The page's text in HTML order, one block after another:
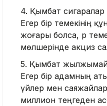
4. Қымбат сигаралар
Егер бір темекінің
жоғары болса, әр
мөлшерінде акциз
5. Қымбат
Егер бір адамның
үйлер мен
миллион теңгеден